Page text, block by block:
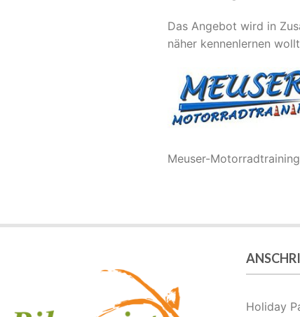
Das Angebot wird in
näher kennenlernen
Meuser-
Holiday